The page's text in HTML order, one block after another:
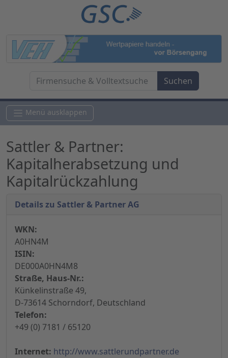
Menü ausklappen
Sattler & Partner:
Kapitalherabsetzung und
Kapitalrückzahlung
Details zu Sattler & Partner AG
WKN:
A0HN4M
ISIN:
DE000A0HN4M8
Straße, Haus-Nr.:
Künkelinstraße 49,
D-73614 Schorndorf, Deutschland
Telefon:
+49 (0) 7181 / 65120
Internet: http://www.sattlerundpartner.de